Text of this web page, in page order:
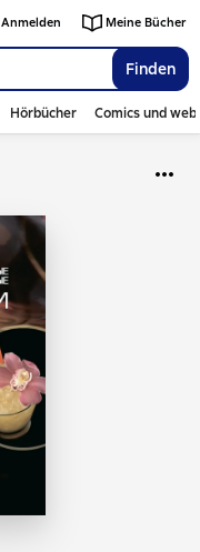
Finden
Anmelden Meine Bücher
Hörbücher Comics und